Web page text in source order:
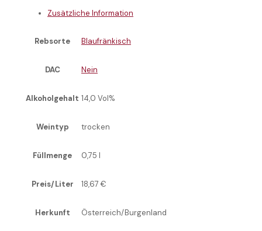
Zusätzliche Information
Rebsorte Blaufränkisch
DAC Nein
Alkoholgehalt 14,0 Vol%
Weintyp trocken
Füllmenge 0,75 l
Preis/Liter 18,67 €
Herkunft Österreich/Burgenland